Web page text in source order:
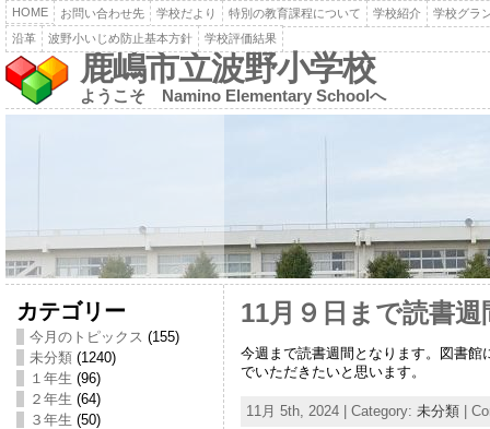
HOME お問い合わせ先 学校だより 特別の教育課程について 学校紹介
学校グラ
沿革
波野小いじめ防止基本方針 学校評価結果
鹿嶋市立波野小学校
ようこそ Namino Elementary Schoolへ
カテゴリー
今月のトピックス (155)
未分類(1240)
１年生 (96)
２年生 (64)
３年生 (50)
11月９日まで読書週
今週まで読書週間となります。図書
でいただきたいと思います。
11月 5th, 2024 | Category: 未分類|